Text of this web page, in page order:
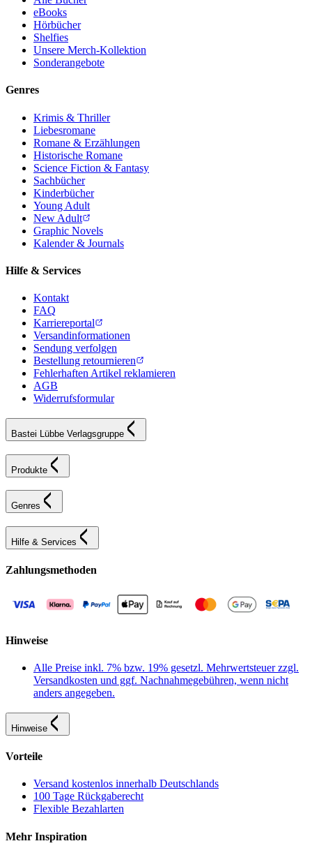
eBooks
Hörbücher
Shelfies
Unsere Merch-Kollektion
Sonderangebote
Genres
Krimis & Thriller
Liebesromane
Romane & Erzählungen
Historische Romane
Science Fiction & Fantasy
Sachbücher
Kinderbücher
Young Adult
New Adult
Graphic Novels
Kalender & Journals
Hilfe & Services
Kontakt
FAQ
Karriereportal
Versandinformationen
Sendung verfolgen
Bestellung retournieren
Fehlerhaften Artikel reklamieren
AGB
Widerrufsformular
Bastei Lübbe Verlagsgruppe
Produkte
Genres
Hilfe & Services
Zahlungsmethoden
Hinweise
Alle Preise inkl. 7% bzw. 19% gesetzl. Mehrwertsteuer zzgl.
Versandkosten und ggf. Nachnahmegebühren, wenn nicht
anders angegeben.
Hinweise
Vorteile
Versand kostenlos innerhalb Deutschlands
100 Tage Rückgaberecht
Flexible Bezahlarten
Mehr Inspiration